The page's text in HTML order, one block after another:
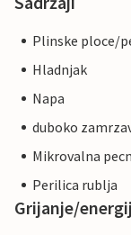
Plinske ploce/
Hladnjak
Napa
duboko
Mikrovalna
Perilica rublja
Grijanje/